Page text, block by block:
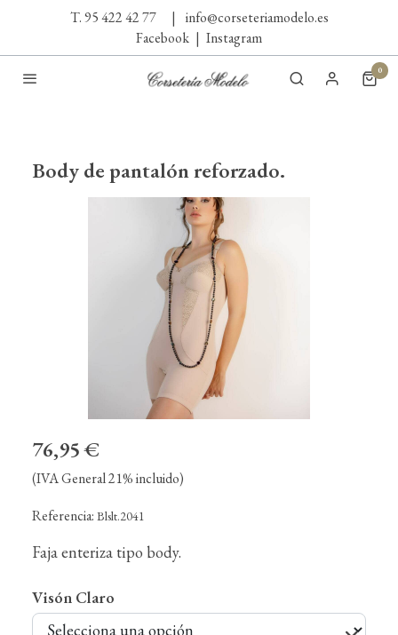
T. 95 422 42 77 |
info@corseteriamodelo.es
Facebook | Instagram
0
Body de pantalón reforzado.
76,95 €
(IVA General 21% incluido)
Referencia: Blslt.2041
Faja enteriza tipo body.
Visón Claro